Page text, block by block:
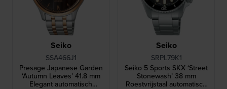
Seiko
SSA466J1
Presage Japanese Garden
‘Autumn Leaves’ 41.8 mm
Elegant automatisch
Seiko
SRPL79K1
Seiko 5 Sports SKX ‘Street
Stonewash’ 38 mm
Roestvrijstaal automatisch